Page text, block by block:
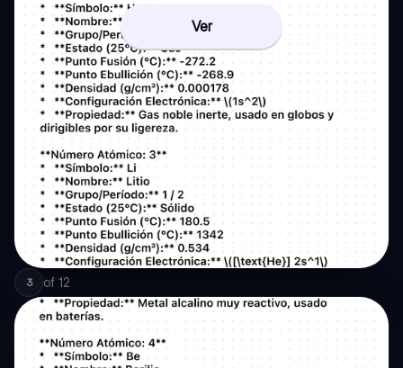
Ver
3 of 12